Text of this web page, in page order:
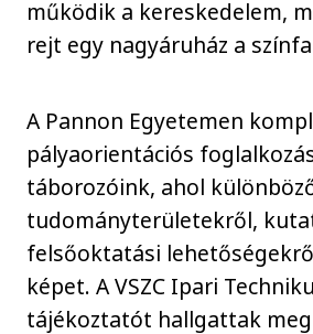
működik a kereskedelem,
rejt egy nagyáruház a
A Pannon Egyetemen
pályaorientációs
táborozóink, ahol
tudományterületekről,
felsőoktatási
képet. A VSZC Ipari
tájékoztatót hallgattak